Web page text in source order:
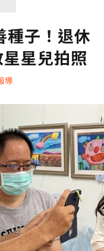
種子！退休
星兒拍照
導